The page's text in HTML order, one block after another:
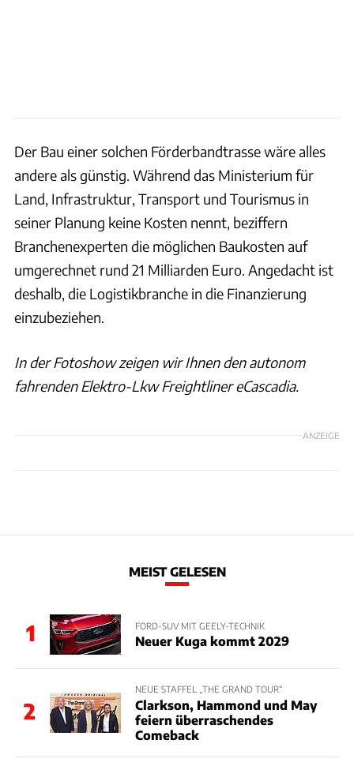
Der Bau einer solchen Förderbandtrasse wäre alles
andere als günstig. Während das Ministerium für
Land, Infrastruktur, Transport und Tourismus in
seiner Planung keine Kosten nennt, beziffern
Branchenexperten die möglichen Baukosten auf
umgerechnet rund 21 Milliarden Euro. Angedacht ist
deshalb, die Logistikbranche in die Finanzierung
einzubeziehen.
In der Fotoshow zeigen wir Ihnen den autonom
fahrenden Elektro-Lkw Freightliner eCascadia.
ANZEIGE
MEIST GELESEN
1 FORD-SUV MIT GEELY-TECHNIK
Neuer Kuga kommt 2029
2
NEUE STAFFEL „THE GRAND TOUR“
Clarkson, Hammond und May
feiern überraschendes
Comeback